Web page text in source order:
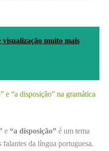
muito mais
e “a disposição” na gramática
e “a disposição” é um tema
falantes da língua portuguesa.